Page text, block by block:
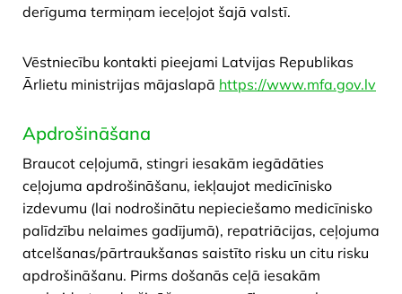
derīguma termiņam ieceļojot šajā valstī.
​Vēstniecību kontakti pieejami Latvijas Republikas
Ārlietu ministrijas mājaslapā https://www.mfa.gov.lv
​Apdrošināšana
Braucot ceļojumā, stingri iesakām iegādāties
ceļojuma apdrošināšanu, iekļaujot medicīnisko
izdevumu (lai nodrošinātu nepieciešamo medicīnisko
palīdzību nelaimes gadījumā), repatriācijas, ceļojuma
atcelšanas/pārtraukšanas saistīto risku un citu risku
apdrošināšanu. Pirms došanās ceļā iesakām